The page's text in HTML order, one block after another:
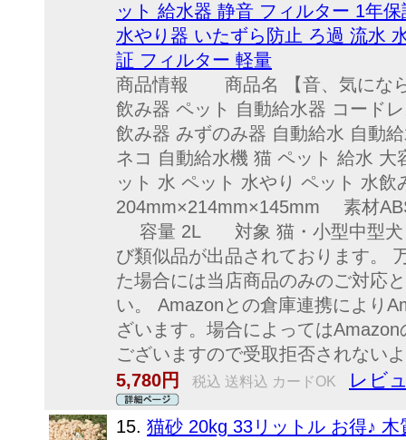
ット 給水器 静音 フィルター 1年
水やり器 いたずら防止 ろ過 流水
証 フィルター 軽量
商品情報 商品名 【音、気にな
飲み器 ペット 自動給水器 コード
飲み器 みずのみ器 自動給水 自動
ネコ 自動給水機 猫 ペット 給水
ット 水 ペット 水やり ペット 水
204mm×214mm×145mm 素材
容量 2L 対象 猫・小型中型犬
び類似品が出品されております。
た場合には当店商品のみのご対応
い。 Amazonとの倉庫連携により
ざいます。場合によっては
ございますので受取拒否されない
5,780円
税込 送料込 カードOK レビ
15. 猫砂 20kg 33リットル お得♪